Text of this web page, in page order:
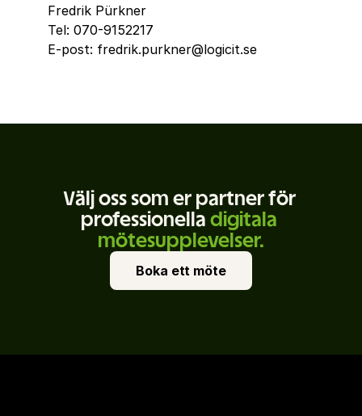
Fredrik Pürkner
Tel: 070-9152217
E-post: fredrik.purkner@logicit.se
Välj oss som er partner för
professionella digitala
mötesupplevelser.
Boka ett möte